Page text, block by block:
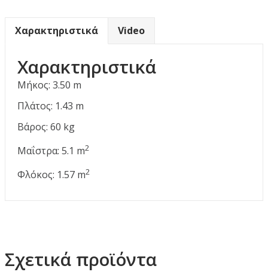
Χαρακτηριστικά Video
Χαρακτηριστικά
Μήκος: 3.50 m
Πλάτος: 1.43 m
Βάρος: 60 kg
Μαΐστρα: 5.1 m2
Φλόκος: 1.57 m2
Σχετικά προϊόντα